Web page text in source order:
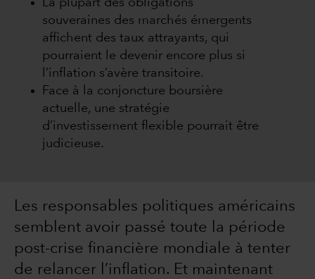
La plupart des obligations
souveraines des marchés émergents
affichent des taux attrayants, qui
pourraient le devenir encore plus si
l’inflation s’avère transitoire.
Face à la conjoncture boursière
actuelle, une stratégie
d’investissement flexible pourrait être
judicieuse.
Les responsables politiques américains
semblent avoir passé toute la période
post-crise financière mondiale à tenter
de relancer l’inflation. Et maintenant